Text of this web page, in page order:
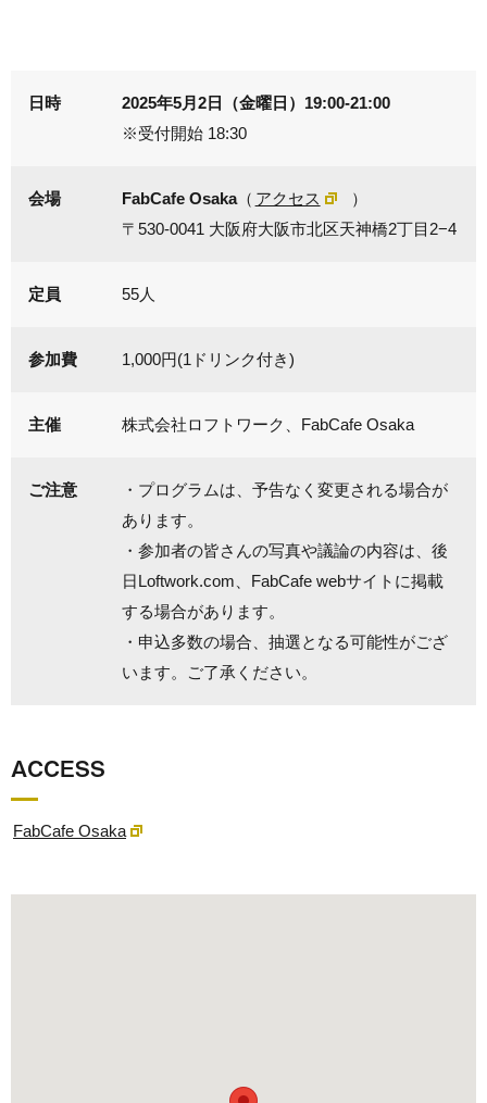
日時
2025年5月2日（金曜日）19:00-21:00
※受付開始 18:30
会場 FabCafe Osaka（ アクセス
）
〒530-0041 大阪府大阪市北区天神橋2丁目2−4
定員 55人
参加費 1,000円(1ドリンク付き)
主催 株式会社ロフトワーク、FabCafe Osaka
ご注意
・プログラムは、予告なく変更される場合が
あります。
・参加者の皆さんの写真や議論の内容は、後
日Loftwork.com、FabCafe webサイトに掲載
する場合があります。
・申込多数の場合、抽選となる可能性がござ
います。ご了承ください。
ACCESS
FabCafe Osaka